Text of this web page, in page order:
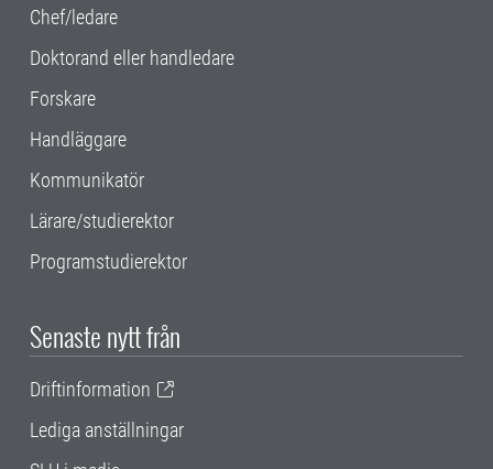
Chef/ledare
Doktorand eller handledare
Forskare
Handläggare
Kommunikatör
Lärare/studierektor
Programstudierektor
Senaste nytt från
Driftinformation
Lediga anställningar